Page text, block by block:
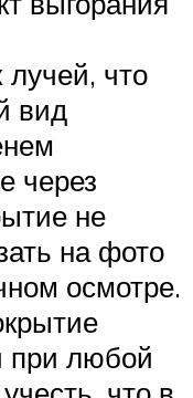
что
вид
через
не
на фото
осмотре.
при любой